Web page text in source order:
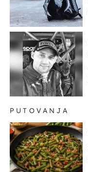
PUTOVANJA